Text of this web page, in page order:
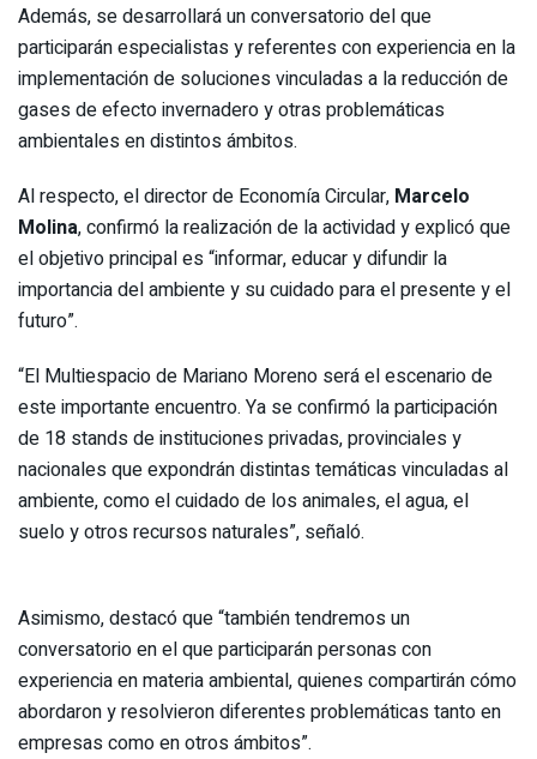
Además, se desarrollará un conversatorio del que
participarán especialistas y referentes con experiencia en la
implementación de soluciones vinculadas a la reducción de
gases de efecto invernadero y otras problemáticas
ambientales en distintos ámbitos.
Al respecto, el director de Economía Circular, Marcelo
Molina, confirmó la realización de la actividad y explicó que
el objetivo principal es “informar, educar y difundir la
importancia del ambiente y su cuidado para el presente y el
futuro”.
“El Multiespacio de Mariano Moreno será el escenario de
este importante encuentro. Ya se confirmó la participación
de 18 stands de instituciones privadas, provinciales y
nacionales que expondrán distintas temáticas vinculadas al
ambiente, como el cuidado de los animales, el agua, el
suelo y otros recursos naturales”, señaló.
Asimismo, destacó que “también tendremos un
conversatorio en el que participarán personas con
experiencia en materia ambiental, quienes compartirán cómo
abordaron y resolvieron diferentes problemáticas tanto en
empresas como en otros ámbitos”.